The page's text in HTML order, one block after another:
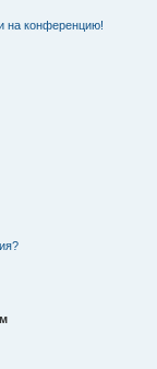
на конференцию!